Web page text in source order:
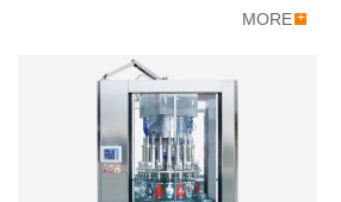
MORE